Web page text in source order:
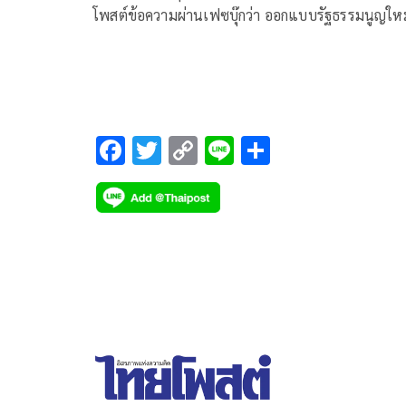
โพสต์ข้อความผ่านเฟซบุ๊กว่า ออกแบบรัฐธรรมนูญใ
F
ac
e
T
wi
tt
C
o
p
Li